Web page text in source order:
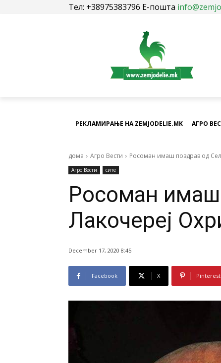
Тел: +38975383796 Е-пошта
РЕКЛАМИРАЊЕ НА ZEMJODELIE.MK АГРО
дома Агро Вести Росоман имаш поздрав од
Агро Вести сите
Росоман
Лакочереј
December 17, 2020 8:45
Facebook X Pinterest